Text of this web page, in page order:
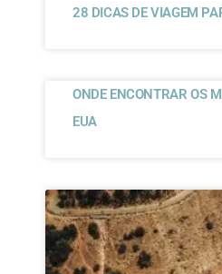
28 DICAS DE VIAGEM
ONDE ENCONTRAR OS
EUA